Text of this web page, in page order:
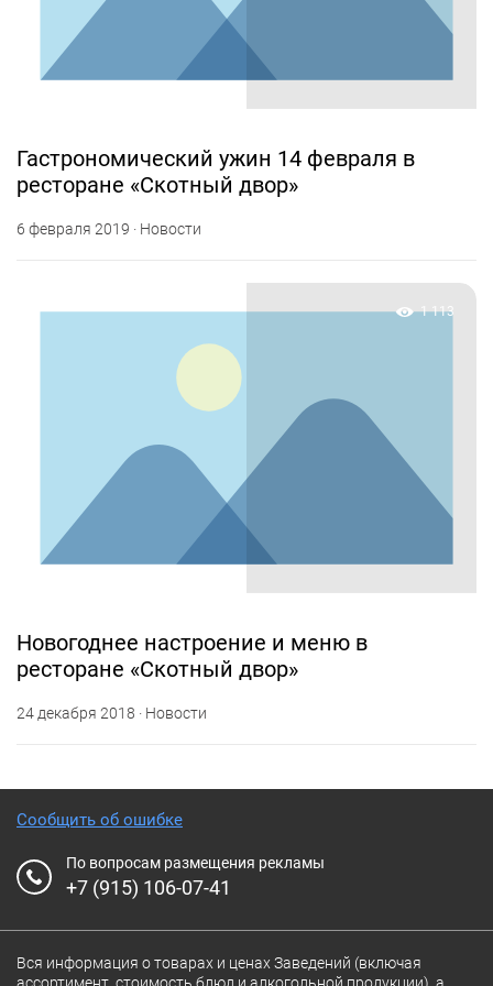
Гастрономический ужин 14 февраля в
ресторане «Скотный двор»
6 февраля 2019 · Новости
1 113
Новогоднее настроение и меню в
ресторане «Скотный двор»
24 декабря 2018 · Новости
Сообщить об ошибке
По вопросам размещения рекламы
+7 (915) 106-07-41
Вся информация о товарах и ценах Заведений (включая